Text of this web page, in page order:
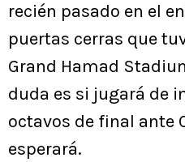
recién pasado en el
puertas cerras que
Grand Hamad
duda es si jugará de
octavos de final ante
esperará.